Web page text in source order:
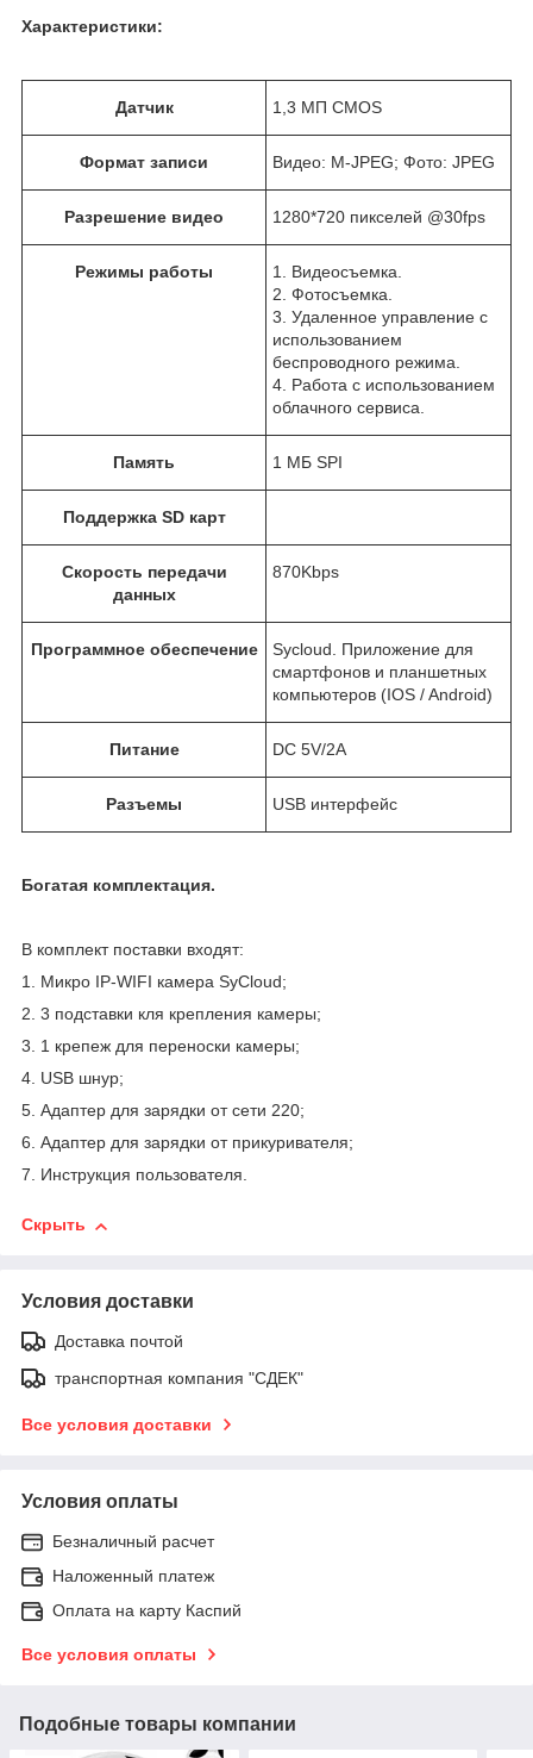
Характеристики:
Датчик 1,3 МП CMOS
Формат записи Видео: M-JPEG; Фото: JPEG
Разрешение видео 1280*720 пикселей @30fps
Режимы работы
1. Видеосъемка.
2. Фотосъемка.
3. Удаленное управление с
использованием
беспроводного режима.
4. Работа с использованием
облачного сервиса.
Память 1 МБ SPI
Поддержка SD карт
Скорость передачи
данных
870Kbps
Программное обеспечение
Sycloud. Приложение для
смартфонов и планшетных
компьютеров (IOS / Android)
Питание DC 5V/2A
Разъемы USB интерфейс
Богатая комплектация.
В комплект поставки входят:
1. Микро IP-WIFI камера SyCloud;
2. 3 подставки кля крепления камеры;
3. 1 крепеж для переноски камеры;
4. USB шнур;
5. Адаптер для зарядки от сети 220;
6. Адаптер для зарядки от прикуривателя;
7. Инструкция пользователя.
Скрыть
Условия доставки
Доставка почтой
транспортная компания "СДЕК"
Все условия доставки
Условия оплаты
Безналичный расчет
Наложенный платеж
Оплата на карту Каспий
Все условия оплаты
Подобные товары компании